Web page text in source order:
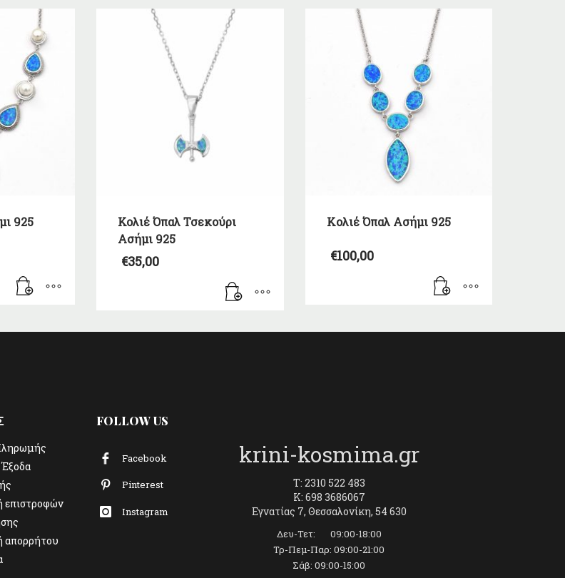
925
Κολιέ Όπαλ Τσεκούρι
Ασήμι 925
€35,00
Kολιέ Όπαλ Ασήμι 925
€100,00
Έξοδα
επιστροφών
απορρήτου
FOLLOW US
Facebook
Pinterest
Instagram
krini-kosmima.gr
T: 2310 522 483
K: 698 3686067
Εγνατίας 7, Θεσσαλονίκη, 54 630
Δευ-Τετ: 09:00-18:00
Τρ-Πεμ-Παρ: 09:00-21:00
Σάβ: 09:00-15:00